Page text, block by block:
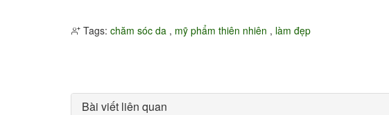
Tags: chăm sóc da , mỹ phẩm thiên nhiên , làm đẹp
Bài viết liên quan